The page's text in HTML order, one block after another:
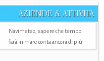
AZIENDE & ATTIVITÀ
Navimeteo, sapere che tempo
farà in mare conta ancora di più